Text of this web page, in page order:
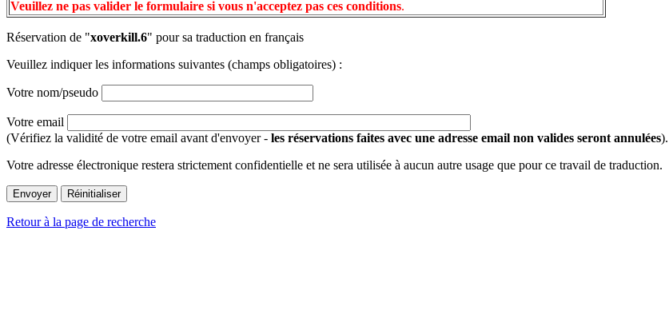
Veuillez ne pas valider le formulaire si vous n'acceptez pas ces conditions.
Réservation de "xoverkill.6" pour sa traduction en français
Veuillez indiquer les informations suivantes (champs obligatoires) :
Votre nom/pseudo
Votre email
(Vérifiez la validité de votre email avant d'envoyer - les réservations faites avec une adresse email non valides seront annulées).
Votre adresse électronique restera strictement confidentielle et ne sera utilisée à aucun autre usage que pour ce travail de traduction.
Retour à la page de recherche